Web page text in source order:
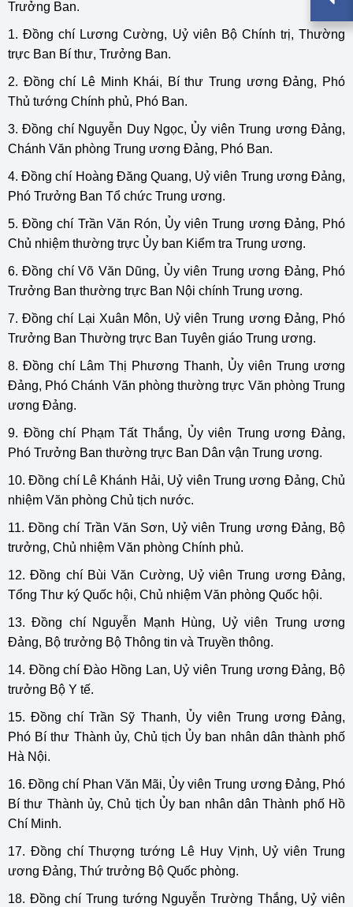
Trưởng Ban.
1. Đồng chí Lương Cường, Uỷ viên Bộ Chính trị, Thường
trực Ban Bí thư, Trưởng Ban.
2. Đồng chí Lê Minh Khái, Bí thư Trung ương Đảng, Phó
Thủ tướng Chính phủ, Phó Ban.
3. Đồng chí Nguyễn Duy Ngọc, Ủy viên Trung ương Đảng,
Chánh Văn phòng Trung ương Đảng, Phó Ban.
4. Đồng chí Hoàng Đăng Quang, Uỷ viên Trung ương Đảng,
Phó Trưởng Ban Tổ chức Trung ương.
5. Đồng chí Trần Văn Rón, Ủy viên Trung ương Đảng, Phó
Chủ nhiệm thường trực Ủy ban Kiểm tra Trung ương.
6. Đồng chí Võ Văn Dũng, Ủy viên Trung ương Đảng, Phó
Trưởng Ban thường trực Ban Nội chính Trung ương.
7. Đồng chí Lại Xuân Môn, Uỷ viên Trung ương Đảng, Phó
Trưởng Ban Thường trực Ban Tuyên giáo Trung ương.
8. Đồng chí Lâm Thị Phương Thanh, Ủy viên Trung ương
Đảng, Phó Chánh Văn phòng thường trực Văn phòng Trung
ương Đảng.
9. Đồng chí Phạm Tất Thắng, Ủy viên Trung ương Đảng,
Phó Trưởng Ban thường trực Ban Dân vận Trung ương.
10. Đồng chí Lê Khánh Hải, Uỷ viên Trung ương Đảng, Chủ
nhiệm Văn phòng Chủ tịch nước.
11. Đồng chí Trần Văn Sơn, Uỷ viên Trung ương Đảng, Bộ
trưởng, Chủ nhiệm Văn phòng Chính phủ.
12. Đồng chí Bùi Văn Cường, Uỷ viên Trung ương Đảng,
Tổng Thư ký Quốc hội, Chủ nhiệm Văn phòng Quốc hội.
13. Đồng chí Nguyễn Mạnh Hùng, Uỷ viên Trung ương
Đảng, Bộ trưởng Bộ Thông tin và Truyền thông.
14. Đồng chí Đào Hồng Lan, Uỷ viên Trung ương Đảng, Bộ
trưởng Bộ Y tế.
15. Đồng chí Trần Sỹ Thanh, Ủy viên Trung ương Đảng,
Phó Bí thư Thành ủy, Chủ tịch Ủy ban nhân dân thành phố
Hà Nội.
16. Đồng chí Phan Văn Mãi, Ủy viên Trung ương Đảng, Phó
Bí thư Thành ủy, Chủ tịch Ủy ban nhân dân Thành phố Hồ
Chí Minh.
17. Đồng chí Thượng tướng Lê Huy Vịnh, Uỷ viên Trung
ương Đảng, Thứ trưởng Bộ Quốc phòng.
18. Đồng chí Trung tướng Nguyễn Trường Thắng, Uỷ viên